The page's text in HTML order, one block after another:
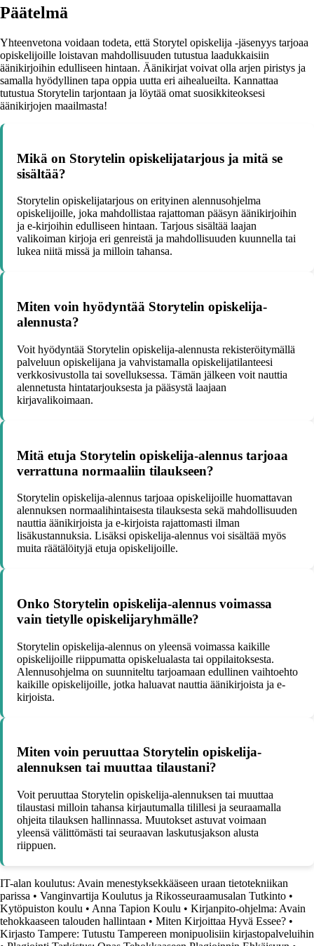
Päätelmä
Yhteenvetona voidaan todeta, että Storytel opiskelija -jäsenyys tarjoaa
opiskelijoille loistavan mahdollisuuden tutustua laadukkaisiin
äänikirjoihin edulliseen hintaan. Äänikirjat voivat olla arjen piristys ja
samalla hyödyllinen tapa oppia uutta eri aihealueilta. Kannattaa
tutustua Storytelin tarjontaan ja löytää omat suosikkiteoksesi
äänikirjojen maailmasta!
Mikä on Storytelin opiskelijatarjous ja mitä se
sisältää?
Storytelin opiskelijatarjous on erityinen alennusohjelma
opiskelijoille, joka mahdollistaa rajattoman pääsyn äänikirjoihin
ja e-kirjoihin edulliseen hintaan. Tarjous sisältää laajan
valikoiman kirjoja eri genreistä ja mahdollisuuden kuunnella tai
lukea niitä missä ja milloin tahansa.
Miten voin hyödyntää Storytelin opiskelija-
alennusta?
Voit hyödyntää Storytelin opiskelija-alennusta rekisteröitymällä
palveluun opiskelijana ja vahvistamalla opiskelijatilanteesi
verkkosivustolla tai sovelluksessa. Tämän jälkeen voit nauttia
alennetusta hintatarjouksesta ja pääsystä laajaan
kirjavalikoimaan.
Mitä etuja Storytelin opiskelija-alennus tarjoaa
verrattuna normaaliin tilaukseen?
Storytelin opiskelija-alennus tarjoaa opiskelijoille huomattavan
alennuksen normaalihintaisesta tilauksesta sekä mahdollisuuden
nauttia äänikirjoista ja e-kirjoista rajattomasti ilman
lisäkustannuksia. Lisäksi opiskelija-alennus voi sisältää myös
muita räätälöityjä etuja opiskelijoille.
Onko Storytelin opiskelija-alennus voimassa
vain tietylle opiskelijaryhmälle?
Storytelin opiskelija-alennus on yleensä voimassa kaikille
opiskelijoille riippumatta opiskelualasta tai oppilaitoksesta.
Alennusohjelma on suunniteltu tarjoamaan edullinen vaihtoehto
kaikille opiskelijoille, jotka haluavat nauttia äänikirjoista ja e-
kirjoista.
Miten voin peruuttaa Storytelin opiskelija-
alennuksen tai muuttaa tilaustani?
Voit peruuttaa Storytelin opiskelija-alennuksen tai muuttaa
tilaustasi milloin tahansa kirjautumalla tilillesi ja seuraamalla
ohjeita tilauksen hallinnassa. Muutokset astuvat voimaan
yleensä välittömästi tai seuraavan laskutusjakson alusta
riippuen.
IT-alan koulutus: Avain menestyksekkääseen uraan tietotekniikan
parissa • Vanginvartija Koulutus ja Rikosseuraamusalan Tutkinto •
Kytöpuiston koulu • Anna Tapion Koulu • Kirjanpito-ohjelma: Avain
tehokkaaseen talouden hallintaan • Miten Kirjoittaa Hyvä Essee? •
Kirjasto Tampere: Tutustu Tampereen monipuolisiin kirjastopalveluihin